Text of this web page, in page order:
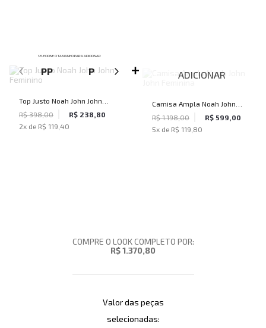
SELECIONE O TAMANHO PARA ADICIONAR
PP P M G
Top Justo Noah John John
Feminino
R$ 398,00
R$ 238,80
2x de R$ 119,40
ADICIONAR
Camisa Ampla Noah John
John Feminina
R$ 1.198,00
R$ 599,00
5x de R$ 119,80
COMPRE O LOOK COMPLETO POR:
R$ 1.370,80
Valor das peças
selecionadas: